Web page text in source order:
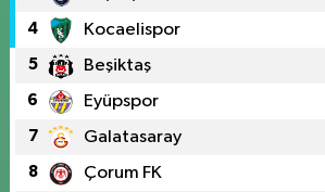
4 Kocaelispor
5 Beşiktaş
6 Eyüpspor
7 Galatasaray
8 Çorum FK